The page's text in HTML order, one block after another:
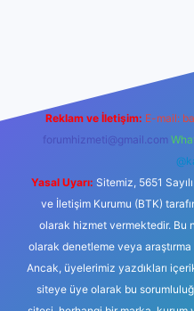
Reklam ve İletişim: E-mail:
forumhizmeti@gmail.com
Yasal Uyarı: Sitemiz, 5651
ve İletişim Kurumu (BTK)
olarak hizmet vermektedir. Bu
olarak denetleme veya
Ancak, üyelerimiz yazdıkları
siteye üye olarak bu